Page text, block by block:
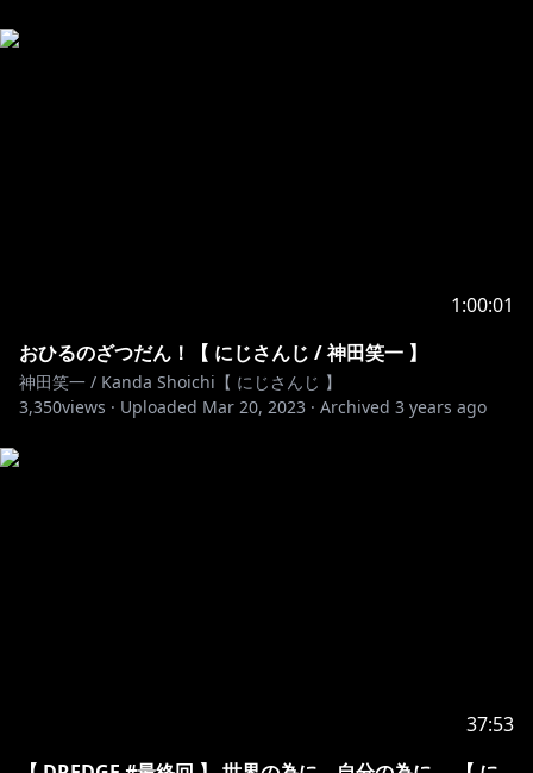
1:00:01
おひるのざつだん！【 にじさんじ / 神田笑一 】
神田笑一 / Kanda Shoichi【 にじさんじ 】
3,350views · Uploaded Mar 20, 2023 · Archived 3 years ago
37:53